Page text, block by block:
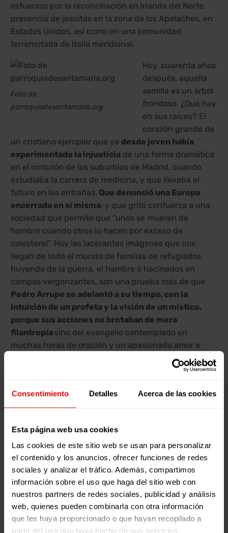
Consentimiento Detalles Acerca de las cookies
Esta página web usa cookies
Las cookies de este sitio web se usan para personalizar
el contenido y los anuncios, ofrecer funciones de redes
sociales y analizar el tráfico. Además, compartimos
información sobre el uso que haga del sitio web con
nuestros partners de redes sociales, publicidad y análisis
web, quienes pueden combinarla con otra información
que les haya proporcionado o que hayan recopilado a
partir del uso que haya hecho de sus servicios.
esfuerzos por la reconciliación en Irlanda del Norte,
presencia de jesuitas en la zona de los Apalaches, en
Estados Unidos, así como en una comunidad
terremotada de Italia meridional.
Foto de
parroquiadesantamaria.org
Hoy, cuarenta años
después, aquella
semilla es un árbol
frondoso. ¿Qué hay
en sus raíces? El
corazón grande de
un cristiano ejemplar que ya desde joven había
experimentado la injusticia de una forma dramática
en el cinturón de los suburbios de Madrid, cuando
estudiaba la carrera de medicina, y que llevaba el
futuro en las entrañas. Que denunció una Europa
encerrada en sí misma, y que gritó confuerza a una
sociedad que permite que “unos se mueren de
hambre cuando otros lo hacen por exceso de
colesterol”. Hoy las lacerantes imágenes que nos
llegan de todo el mundo de familias de refugiados
huyendo de la guerra, el hambre o hacinados en
campos vergonzantes, son una prueba más de que
Pedro Arrupe se adelantó a su tiempo, con la
intuición de un profeta y la visión de un místico,
porque sus acciones no brotaban de mera
filantropía sino del evangelio contemplado en
muchas horas de oración y un apasionado amor a
Pero quizás una de sus frases debería en este campo
empujarnos al compromiso:
hubiera vivido.”Sin duda en este aspecto como en
otros, el papa Francisco, con su opción decidida por
los marginados, refugiados e inmigrantes, sigue sus
huellas. Así lo reconoció en su visita al centro de
inmigrantes de Asti, que Arrupe quiso también visitar
antes de morir. «Estamos llamados a reconocer en sus
rostros –ha dicho el papa recientemente- el rostro de
Cristo, hambriento, sediento, desnudo, enfermo,